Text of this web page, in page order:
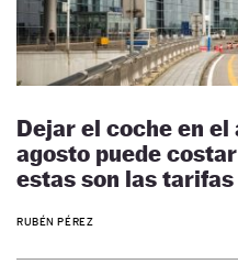
Dejar el coche en
agosto puede
estas son las tarifas
RUBÉN PÉREZ